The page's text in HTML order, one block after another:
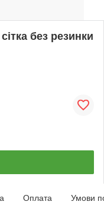
без резинки
Оплата Умови